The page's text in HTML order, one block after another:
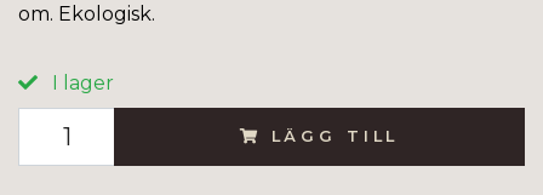
om. Ekologisk.
I lager
LÄGG TILL